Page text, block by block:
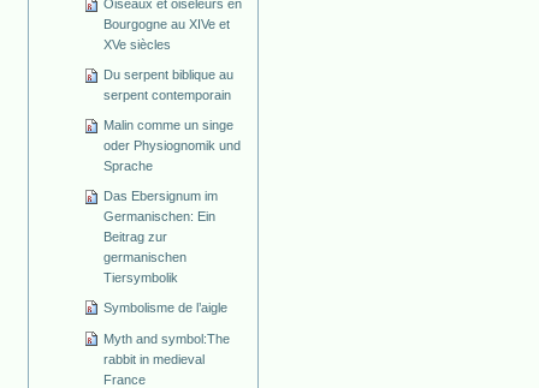
Oiseaux et oiseleurs en
Bourgogne au XIVe et
XVe siècles
Du serpent biblique au
serpent contemporain
Malin comme un singe
oder Physiognomik und
Sprache
Das Ebersignum im
Germanischen: Ein
Beitrag zur
germanischen
Tiersymbolik
Symbolisme de l’aigle
Myth and symbol:The
rabbit in medieval
France